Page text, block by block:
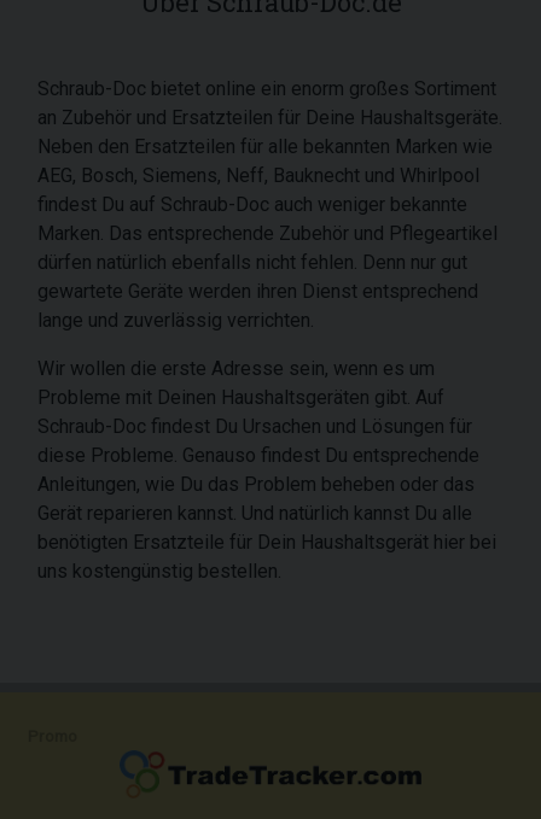
Schraub-Doc bietet online ein enorm großes Sortiment
an Zubehör und Ersatzteilen für Deine Haushaltsgeräte.
Neben den Ersatzteilen für alle bekannten Marken wie
AEG, Bosch, Siemens, Neff, Bauknecht und Whirlpool
findest Du auf Schraub-Doc auch weniger bekannte
Marken. Das entsprechende Zubehör und Pflegeartikel
dürfen natürlich ebenfalls nicht fehlen. Denn nur gut
gewartete Geräte werden ihren Dienst entsprechend
lange und zuverlässig verrichten.
Wir wollen die erste Adresse sein, wenn es um
Probleme mit Deinen Haushaltsgeräten gibt. Auf
Schraub-Doc findest Du Ursachen und Lösungen für
diese Probleme. Genauso findest Du entsprechende
Anleitungen, wie Du das Problem beheben oder das
Gerät reparieren kannst. Und natürlich kannst Du alle
benötigten Ersatzteile für Dein Haushaltsgerät hier bei
uns kostengünstig bestellen.